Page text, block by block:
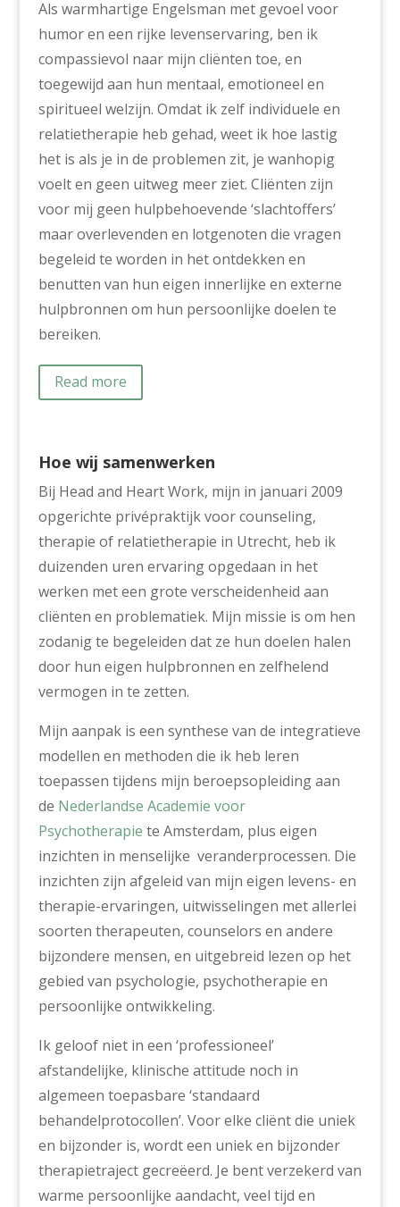
Als warmhartige Engelsman met gevoel voor
humor en een rijke levenservaring, ben ik
compassievol naar mijn cliënten toe, en
toegewijd aan hun mentaal, emotioneel en
spiritueel welzijn. Omdat ik zelf individuele en
relatietherapie heb gehad, weet ik hoe lastig
het is als je in de problemen zit, je wanhopig
voelt en geen uitweg meer ziet. Cliënten zijn
voor mij geen hulpbehoevende ‘slachtoffers’
maar overlevenden en lotgenoten die vragen
begeleid te worden in het ontdekken en
benutten van hun eigen innerlijke en externe
hulpbronnen om hun persoonlijke doelen te
bereiken.
Read more
Hoe wij samenwerken
Bij Head and Heart Work, mijn in januari 2009
opgerichte privépraktijk voor counseling,
therapie of relatietherapie in Utrecht, heb ik
duizenden uren ervaring opgedaan in het
werken met een grote verscheidenheid aan
cliënten en problematiek. Mijn missie is om hen
zodanig te begeleiden dat ze hun doelen halen
door hun eigen hulpbronnen en zelfhelend
vermogen in te zetten.
Mijn aanpak is een synthese van de integratieve
modellen en methoden die ik heb leren
toepassen tijdens mijn beroepsopleiding aan
de Nederlandse Academie voor
Psychotherapie te Amsterdam, plus eigen
inzichten in menselijke veranderprocessen. Die
inzichten zijn afgeleid van mijn eigen levens- en
therapie-ervaringen, uitwisselingen met allerlei
soorten therapeuten, counselors en andere
bijzondere mensen, en uitgebreid lezen op het
gebied van psychologie, psychotherapie en
persoonlijke ontwikkeling.
Ik geloof niet in een ‘professioneel’
afstandelijke, klinische attitude noch in
algemeen toepasbare ‘standaard
behandelprotocollen’. Voor elke cliënt die uniek
en bijzonder is, wordt een uniek en bijzonder
therapietraject gecreëerd. Je bent verzekerd van
warme persoonlijke aandacht, veel tijd en